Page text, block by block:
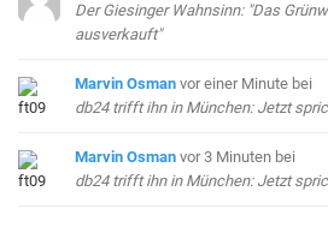
Der Giesinger Wahnsinn: "Das
ausverkauft"
Marvin Osman vor einer Minute bei
db24 trifft ihn in München: Jetzt
Marvin Osman vor 3 Minuten bei
db24 trifft ihn in München: Jetzt